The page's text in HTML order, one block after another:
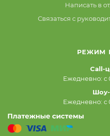
Написать в
Связаться с
РЕЖИМ
Call-
Ежедневно: с
Ежедневно: с